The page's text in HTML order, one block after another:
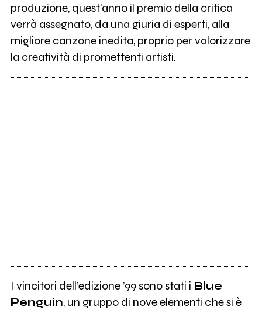
produzione, quest’anno il premio della critica
verrà assegnato, da una giuria di esperti, alla
migliore canzone inedita, proprio per valorizzare
la creatività di promettenti artisti.
I vincitori dell’edizione ’99 sono stati i Blue
Penguin, un gruppo di nove elementi che si è